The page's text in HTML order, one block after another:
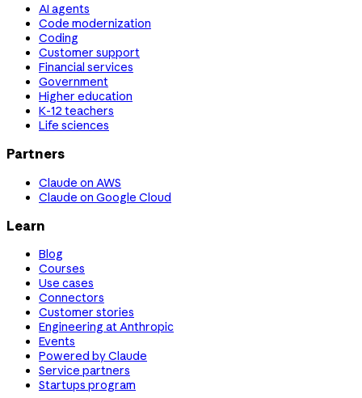
AI agents
Code modernization
Coding
Customer support
Financial services
Government
Higher education
K-12 teachers
Life sciences
Partners
Claude on AWS
Claude on Google Cloud
Learn
Blog
Courses
Use cases
Connectors
Customer stories
Engineering at Anthropic
Events
Powered by Claude
Service partners
Startups program